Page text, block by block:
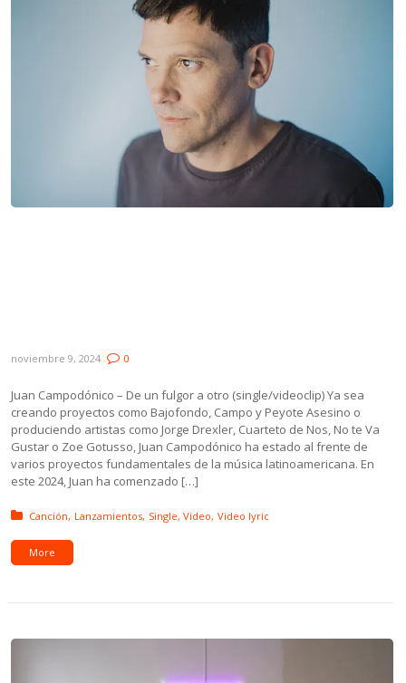
noviembre 9, 2024 0
Juan Campodónico – De un fulgor a otro (single/videoclip) Ya sea
creando proyectos como Bajofondo, Campo y Peyote Asesino o
produciendo artistas como Jorge Drexler, Cuarteto de Nos, No te Va
Gustar o Zoe Gotusso, Juan Campodónico ha estado al frente de
varios proyectos fundamentales de la música latinoamericana. En
este 2024, Juan ha comenzado […]
Posted in:
Canción Lanzamientos Single Video Video lyric
More